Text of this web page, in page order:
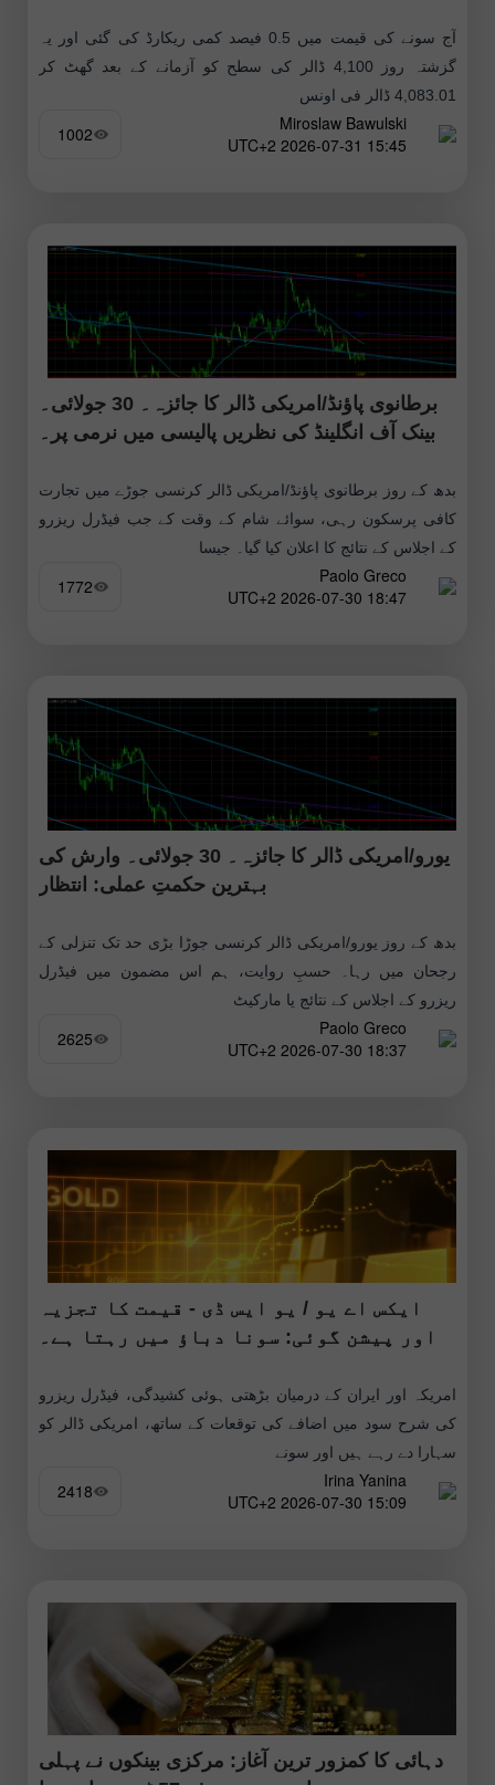
آج سونے کی قیمت میں 0.5 فیصد کمی ریکارڈ کی گئی اور یہ
گزشتہ روز 4,100 ڈالر کی سطح کو آزمانے کے بعد گھٹ کر
4,083.01 ڈالر فی اونس
Miroslaw Bawulski
15:45 2026-07-31 UTC+2
1002
برطانوی پاؤنڈ/امریکی ڈالر کا جائزہ۔ 30 جولائی۔
بینک آف انگلینڈ کی نظریں پالیسی میں نرمی پر۔
بدھ کے روز برطانوی پاؤنڈ/امریکی ڈالر کرنسی جوڑے میں تجارت
کافی پرسکون رہی، سوائے شام کے وقت کے جب فیڈرل ریزرو
کے اجلاس کے نتائج کا اعلان کیا گیا۔ جیسا
Paolo Greco
18:47 2026-07-30 UTC+2
1772
یورو/امریکی ڈالر کا جائزہ۔ 30 جولائی۔ وارش کی
بہترین حکمتِ عملی: انتظار
بدھ کے روز یورو/امریکی ڈالر کرنسی جوڑا بڑی حد تک تنزلی کے
رجحان میں رہا۔ حسبِ روایت، ہم اس مضمون میں فیڈرل
ریزرو کے اجلاس کے نتائج یا مارکیٹ
Paolo Greco
18:37 2026-07-30 UTC+2
2625
ایکس اے یو / یو ایس ڈی - قیمت کا تجزیہ
اور پیشن گوئی: سونا دباؤ میں رہتا ہے۔
امریکہ اور ایران کے درمیان بڑھتی ہوئی کشیدگی، فیڈرل ریزرو
کی شرح سود میں اضافے کی توقعات کے ساتھ، امریکی ڈالر کو
سہارا دے رہے ہیں اور سونے
Irina Yanina
15:09 2026-07-30 UTC+2
2418
دہائی کا کمزور ترین آغاز: مرکزی بینکوں نے پہلی